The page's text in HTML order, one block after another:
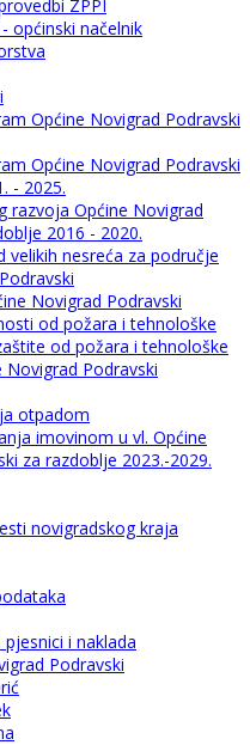
ZPPI
općinski načelnik
Općine Novigrad Podravski
Općine Novigrad Podravski
- 2025.
razvoja Općine Novigrad
2016 - 2020.
velikih nesreća za područje
Novigrad Podravski
od požara i tehnološke
od požara i tehnološke
Novigrad Podravski
otpadom
imovinom u vl. Općine
za razdoblje 2023.-2029.
novigradskog kraja
i naklada
Podravski